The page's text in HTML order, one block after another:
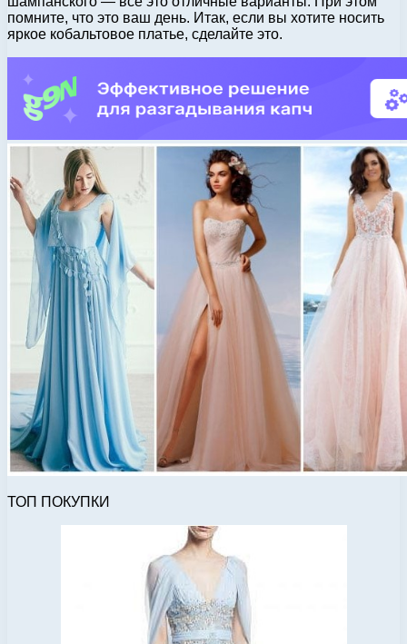
помните, что это ваш день. Итак, если вы хотите носить
яркое кобальтовое платье, сделайте это.
ТОП ПОКУПКИ